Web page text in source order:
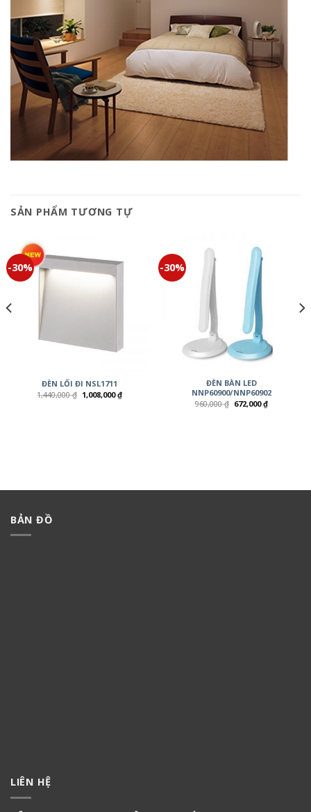
SẢN PHẨM TƯƠNG TỰ
-30%
ĐÈN LỐI ĐI NSL1711
1,440,000₫ 1,008,000₫
-30%
ĐÈN BÀN LED
NNP60900/NNP60902
960,000₫ 672,000₫
BẢN ĐỒ
LIÊN HỆ